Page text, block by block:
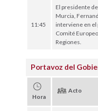
11:45
El presidente
Murcia,
interviene en el
Comité
Regiones.
Portavoz del
Hora
Acto